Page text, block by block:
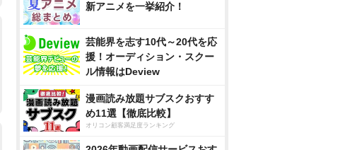
新アニメを一挙紹介！
芸能界を志す10代～20代を応
援！オーディション・スクー
ル情報はDeview
漫画読み放題サブスクおすす
め11選【徹底比較】
オリコン顧客満足度ランキング